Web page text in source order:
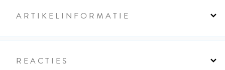
ARTIKELINFORMATIE
REACTIES